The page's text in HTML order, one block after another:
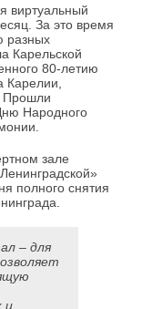
виртуальный
За это время
разных
Карельской
80-летию
Карелии,
Прошли
Народного
зале
полного снятия
– для
и